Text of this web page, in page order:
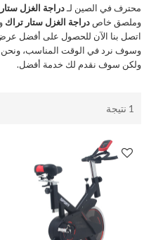
محترف في الصين لـدراجة الغزل
وملصق خاصدراجة الغزل ستار تراك
اتصل بنا الآن للحصول على أفضل
وسوف نرد في الوقت المناسب،
ولكن سوف نقدم لك خدمة أفضل.
1 نتيجة